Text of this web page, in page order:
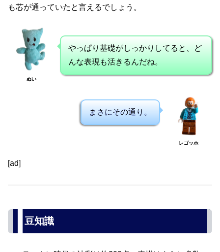
も芯が通っていたと言えるでしょう。
ぬい
やっぱり基礎がしっかりしてると、ど
んな表現も活きるんだね。
まさにその通り。
レゴッホ
[ad]
豆知識